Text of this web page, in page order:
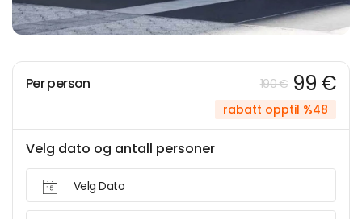
Per person 190 € 99 €
rabatt opptil %48
Velg dato og antall personer
Velg Dato